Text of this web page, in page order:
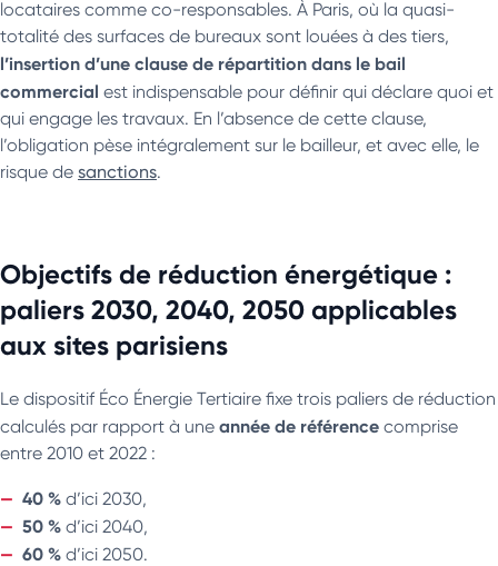
locataires comme co-responsables. À Paris, où la quasi-
totalité des surfaces de bureaux sont louées à des tiers,
l’insertion d’une clause de répartition dans le bail
commercial est indispensable pour définir qui déclare quoi et
qui engage les travaux. En l’absence de cette clause,
l’obligation pèse intégralement sur le bailleur, et avec elle, le
risque de sanctions.
Objectifs de réduction énergétique :
paliers 2030, 2040, 2050 applicables
aux sites parisiens
Le dispositif Éco Énergie Tertiaire fixe trois paliers de réduction
calculés par rapport à une année de référence comprise
entre 2010 et 2022 :
40 % d’ici 2030,
50 % d’ici 2040,
60 % d’ici 2050.